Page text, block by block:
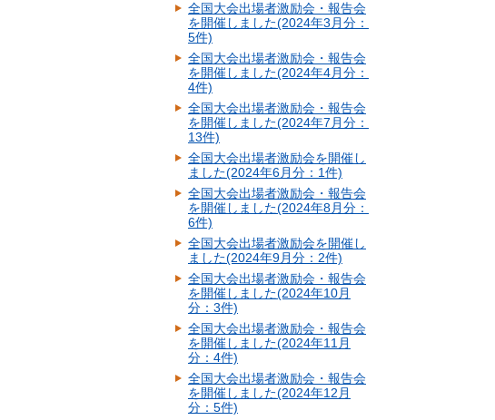
全国大会出場者激励会・報告会
を開催しました(2024年3月分：
5件)
全国大会出場者激励会・報告会
を開催しました(2024年4月分：
4件)
全国大会出場者激励会・報告会
を開催しました(2024年7月分：
13件)
全国大会出場者激励会を開催し
ました(2024年6月分：1件)
全国大会出場者激励会・報告会
を開催しました(2024年8月分：
6件)
全国大会出場者激励会を開催し
ました(2024年9月分：2件)
全国大会出場者激励会・報告会
を開催しました(2024年10月
分：3件)
全国大会出場者激励会・報告会
を開催しました(2024年11月
分：4件)
全国大会出場者激励会・報告会
を開催しました(2024年12月
分：5件)